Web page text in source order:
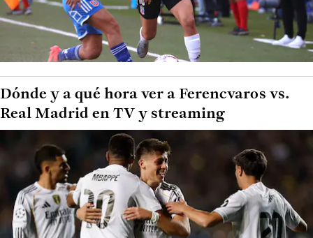
Dónde y a qué hora ver a Ferencvaros vs.
Real Madrid en TV y streaming